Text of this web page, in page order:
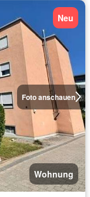
Foto anschauen
Neu
Wohnung